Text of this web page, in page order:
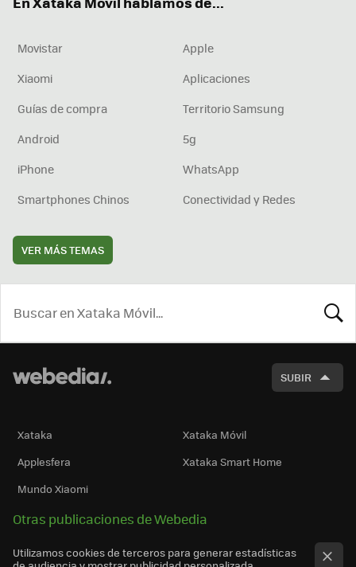
Movistar
Apple
Xiaomi
Aplicaciones
Guías de compra
Territorio Samsung
Android
5g
iPhone
WhatsApp
Smartphones Chinos
Conectividad y Redes
VER MÁS TEMAS
SUBIR
Xataka
Xataka Móvil
Applesfera
Xataka Smart Home
Mundo Xiaomi
Otras publicaciones de Webedia
Utilizamos cookies de terceros para generar estadísticas